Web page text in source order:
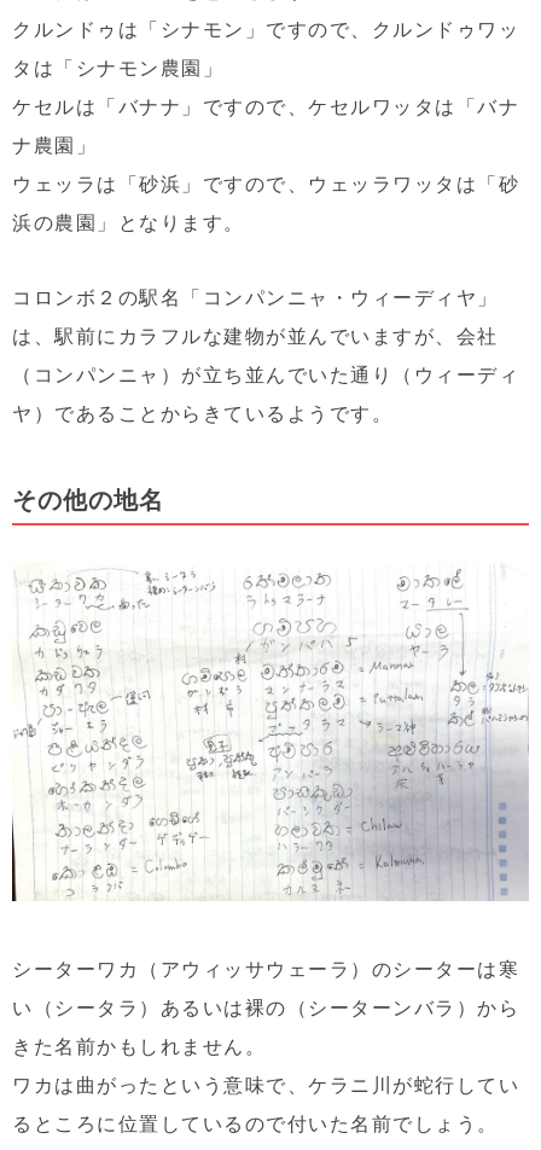
クルンドゥは「シナモン」ですので、クルンドゥワッ
タは「シナモン農園」
ケセルは「バナナ」ですので、ケセルワッタは「バナ
ナ農園」
ウェッラは「砂浜」ですので、ウェッラワッタは「砂
浜の農園」となります。
コロンボ２の駅名「コンパンニャ・ウィーディヤ」
は、駅前にカラフルな建物が並んでいますが、会社
（コンパンニャ）が立ち並んでいた通り（ウィーディ
ヤ）であることからきているようです。
その他の地名
シーターワカ（アウィッサウェーラ）のシーターは寒
い（シータラ）あるいは裸の（シーターンバラ）から
きた名前かもしれません。
ワカは曲がったという意味で、ケラニ川が蛇行してい
るところに位置しているので付いた名前でしょう。